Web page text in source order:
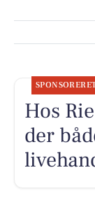
Hos
der